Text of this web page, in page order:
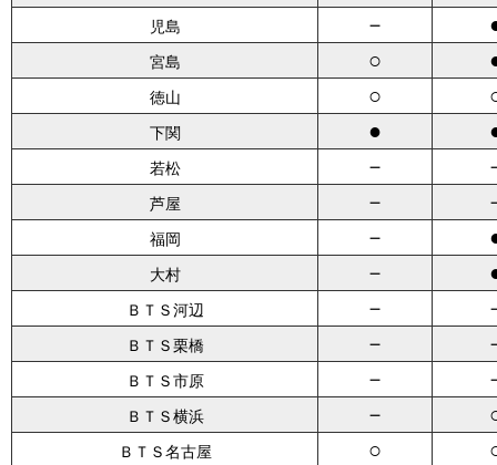
児島 －
宮島 ○
徳山 ○
下関 ●
若松 －
芦屋 －
福岡 －
大村 －
ＢＴＳ河辺 －
ＢＴＳ栗橋 －
ＢＴＳ市原 －
ＢＴＳ横浜 －
ＢＴＳ名古屋 ○